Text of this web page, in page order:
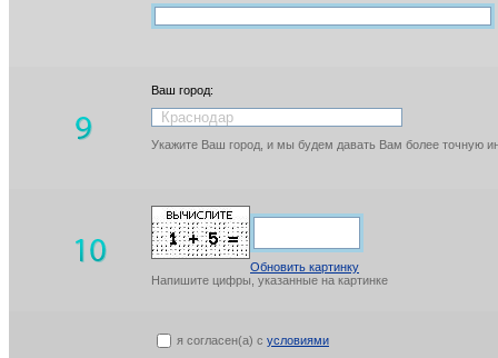
Ваш город:
Укажите Ваш город, и мы будем давать Вам более точную
Обновить картинку
Напишите цифры, указанные на картинке
я согласен(а) с условиями